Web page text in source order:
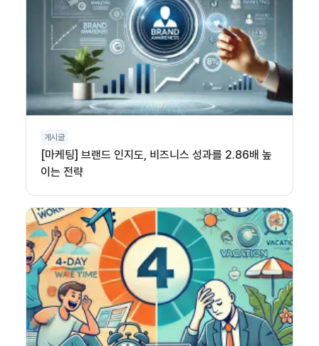
게시글
[마케팅] 브랜드 인지도, 비즈니스 성과를 2.86배 높
이는 전략